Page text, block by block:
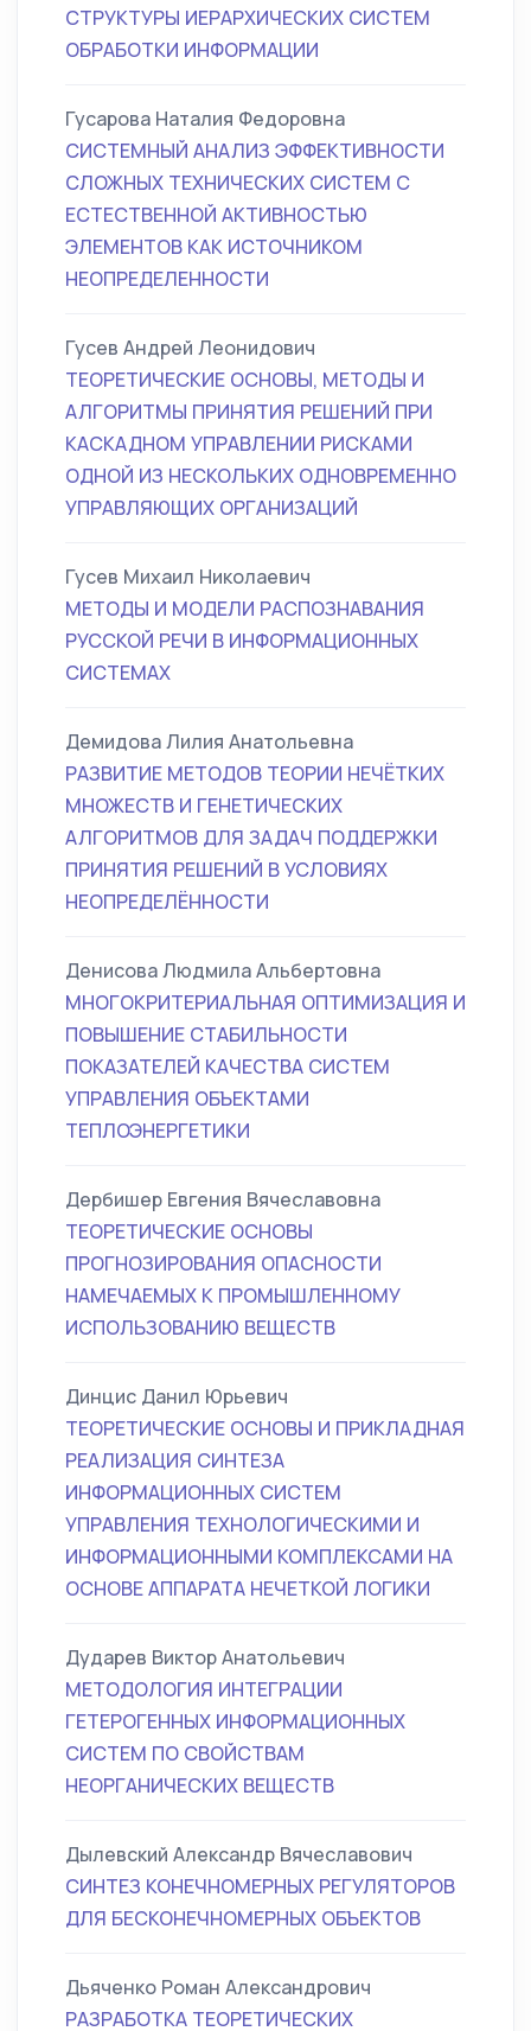
СТРУКТУРЫ ИЕРАРХИЧЕСКИХ СИСТЕМ
ОБРАБОТКИ ИНФОРМАЦИИ
Гусарова Наталия Федоровна
СИСТЕМНЫЙ АНАЛИЗ ЭФФЕКТИВНОСТИ
СЛОЖНЫХ ТЕХНИЧЕСКИХ СИСТЕМ С
ЕСТЕСТВЕННОЙ АКТИВНОСТЬЮ
ЭЛЕМЕНТОВ КАК ИСТОЧНИКОМ
НЕОПРЕДЕЛЕННОСТИ
Гусев Андрей Леонидович
ТЕОРЕТИЧЕСКИЕ ОСНОВЫ, МЕТОДЫ И
АЛГОРИТМЫ ПРИНЯТИЯ РЕШЕНИЙ ПРИ
КАСКАДНОМ УПРАВЛЕНИИ РИСКАМИ
ОДНОЙ ИЗ НЕСКОЛЬКИХ ОДНОВРЕМЕННО
УПРАВЛЯЮЩИХ ОРГАНИЗАЦИЙ
Гусев Михаил Николаевич
МЕТОДЫ И МОДЕЛИ РАСПОЗНАВАНИЯ
РУССКОЙ РЕЧИ В ИНФОРМАЦИОННЫХ
СИСТЕМАХ
Демидова Лилия Анатольевна
РАЗВИТИЕ МЕТОДОВ ТЕОРИИ НЕЧЁТКИХ
МНОЖЕСТВ И ГЕНЕТИЧЕСКИХ
АЛГОРИТМОВ ДЛЯ ЗАДАЧ ПОДДЕРЖКИ
ПРИНЯТИЯ РЕШЕНИЙ В УСЛОВИЯХ
НЕОПРЕДЕЛЁННОСТИ
Денисова Людмила Альбертовна
МНОГОКРИТЕРИАЛЬНАЯ ОПТИМИЗАЦИЯ И
ПОВЫШЕНИЕ СТАБИЛЬНОСТИ
ПОКАЗАТЕЛЕЙ КАЧЕСТВА СИСТЕМ
УПРАВЛЕНИЯ ОБЪЕКТАМИ
ТЕПЛОЭНЕРГЕТИКИ
Дербишер Евгения Вячеславовна
ТЕОРЕТИЧЕСКИЕ ОСНОВЫ
ПРОГНОЗИРОВАНИЯ ОПАСНОСТИ
НАМЕЧАЕМЫХ К ПРОМЫШЛЕННОМУ
ИСПОЛЬЗОВАНИЮ ВЕЩЕСТВ
Динцис Данил Юрьевич
ТЕОРЕТИЧЕСКИЕ ОСНОВЫ И ПРИКЛАДНАЯ
РЕАЛИЗАЦИЯ СИНТЕЗА
ИНФОРМАЦИОННЫХ СИСТЕМ
УПРАВЛЕНИЯ ТЕХНОЛОГИЧЕСКИМИ И
ИНФОРМАЦИОННЫМИ КОМПЛЕКСАМИ НА
ОСНОВЕ АППАРАТА НЕЧЕТКОЙ ЛОГИКИ
Дударев Виктор Анатольевич
МЕТОДОЛОГИЯ ИНТЕГРАЦИИ
ГЕТЕРОГЕННЫХ ИНФОРМАЦИОННЫХ
СИСТЕМ ПО СВОЙСТВАМ
НЕОРГАНИЧЕСКИХ ВЕЩЕСТВ
Дылевский Александр Вячеславович
СИНТЕЗ КОНЕЧНОМЕРНЫХ РЕГУЛЯТОРОВ
ДЛЯ БЕСКОНЕЧНОМЕРНЫХ ОБЪЕКТОВ
Дьяченко Роман Александрович
РАЗРАБОТКА ТЕОРЕТИЧЕСКИХ